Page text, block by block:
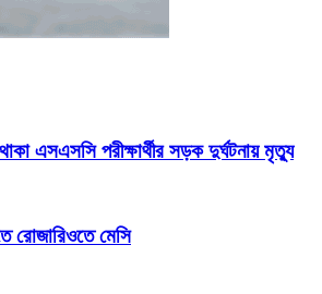
এসএসসি পরীক্ষার্থীর সড়ক দুর্ঘটনায় মৃত্যু
রোজারিওতে মেসি